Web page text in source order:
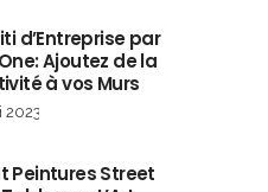
d’Entreprise par
Ajoutez de la
à vos Murs
2023
Peintures Street